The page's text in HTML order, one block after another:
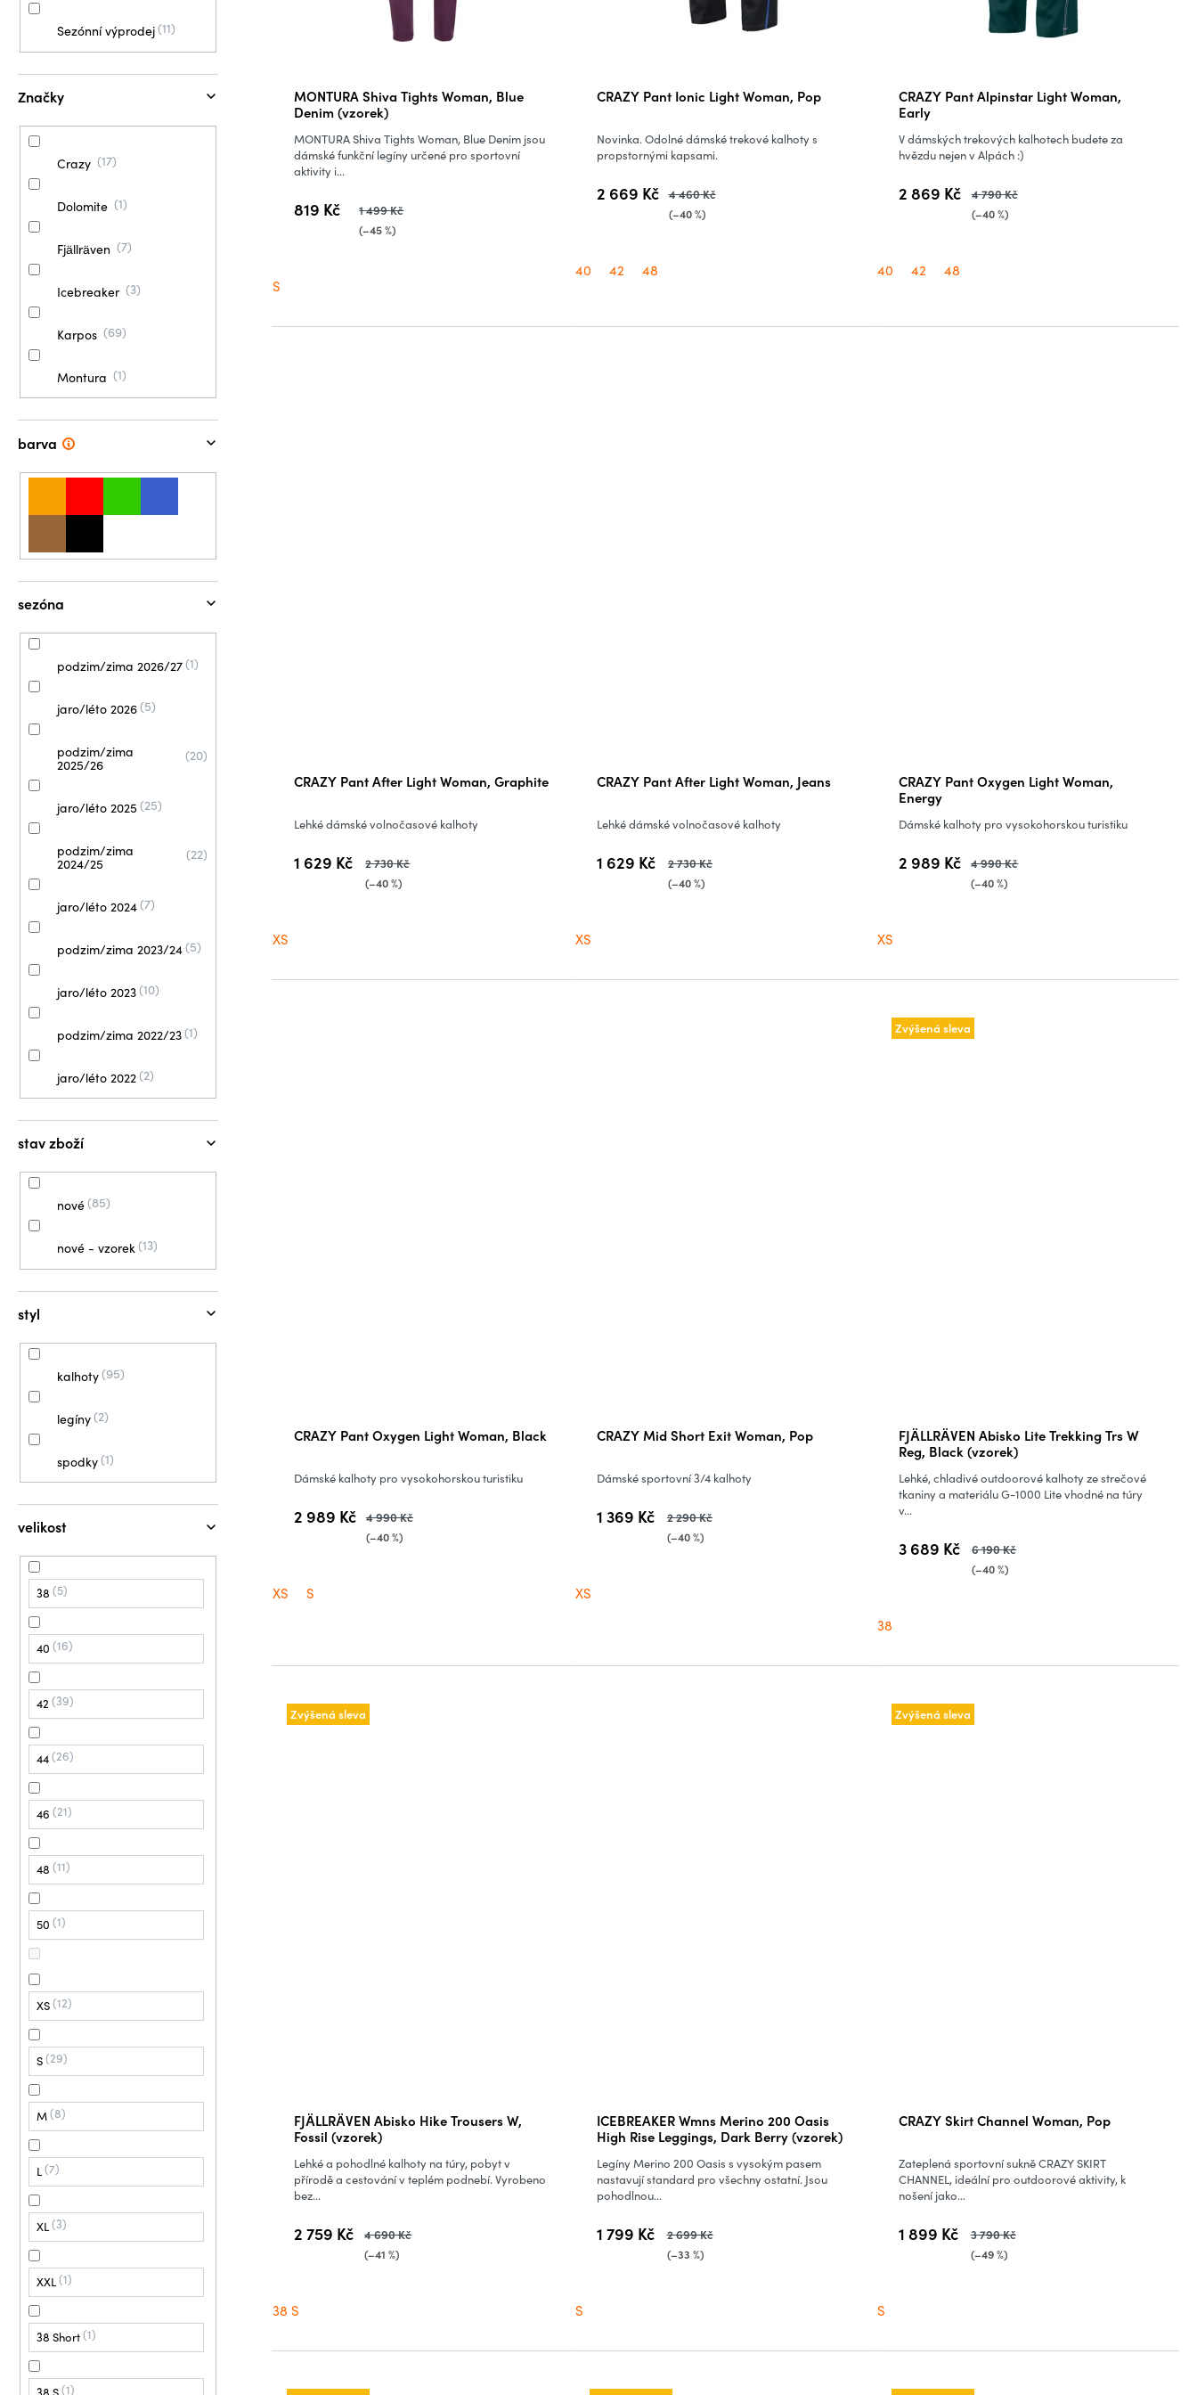
Sezónní výprodej 11
Značky
Crazy 17
Dolomite 1
Fjällräven 7
Icebreaker 3
Karpos 69
Montura 1
barva
sezóna
podzim/zima 2026/27 1
jaro/léto 2026 5
podzim/zima
2025/26
20
jaro/léto 2025 25
podzim/zima
2024/25
22
jaro/léto 2024 7
podzim/zima 2023/24 5
jaro/léto 2023 10
podzim/zima 2022/23 1
jaro/léto 2022 2
stav zboží
nové 85
nové - vzorek 13
styl
kalhoty 95
legíny 2
spodky 1
velikost
38 5
40 16
42 39
44 26
46 21
48 11
50 1
XS 12
S 29
M 8
L 7
XL 3
XXL 1
38 Short 1
1
MONTURA Shiva Tights Woman, Blue
Denim (vzorek)
819 Kč 1 499 Kč
(–45 %)
MONTURA Shiva Tights Woman, Blue Denim jsou
dámské funkční legíny určené pro sportovní
aktivity i...
S
CRAZY Pant Ionic Light Woman, Pop
2 669 Kč 4 460 Kč
(–40 %)
Novinka. Odolné dámské trekové kalhoty s
propstornými kapsami.
40 42 48
CRAZY Pant Alpinstar Light Woman,
Early
2 869 Kč 4 790 Kč
(–40 %)
V dámských trekových kalhotech budete za
hvězdu nejen v Alpách :)
40 42 48
CRAZY Pant After Light Woman, Graphite
1 629 Kč 2 730 Kč
(–40 %)
Lehké dámské volnočasové kalhoty
XS
CRAZY Pant After Light Woman, Jeans
1 629 Kč 2 730 Kč
(–40 %)
Lehké dámské volnočasové kalhoty
XS
CRAZY Pant Oxygen Light Woman,
Energy
2 989 Kč 4 990 Kč
(–40 %)
Dámské kalhoty pro vysokohorskou turistiku
XS
CRAZY Pant Oxygen Light Woman, Black
2 989 Kč 4 990 Kč
(–40 %)
Dámské kalhoty pro vysokohorskou turistiku
XS S
CRAZY Mid Short Exit Woman, Pop
1 369 Kč 2 290 Kč
(–40 %)
Dámské sportovní 3/4 kalhoty
XS
Zvýšená sleva
FJÄLLRÄVEN Abisko Lite Trekking Trs W
Reg, Black (vzorek)
3 689 Kč 6 190 Kč
(–40 %)
Lehké, chladivé outdoorové kalhoty ze strečové
tkaniny a materiálu G-1000 Lite vhodné na túry
v...
38
Zvýšená sleva
FJÄLLRÄVEN Abisko Hike Trousers W,
Fossil (vzorek)
2 759 Kč 4 690 Kč
(–41 %)
Lehké a pohodlné kalhoty na túry, pobyt v
přírodě a cestování v teplém podnebí. Vyrobeno
bez...
38 S
ICEBREAKER Wmns Merino 200 Oasis
High Rise Leggings, Dark Berry (vzorek)
1 799 Kč 2 699 Kč
(–33 %)
Legíny Merino 200 Oasis s vysokým pasem
nastavují standard pro všechny ostatní. Jsou
pohodlnou...
S
Zvýšená sleva
CRAZY Skirt Channel Woman, Pop
1 899 Kč 3 790 Kč
(–49 %)
Zateplená sportovní sukně CRAZY SKIRT
CHANNEL, ideální pro outdoorové aktivity, k
nošení jako...
S